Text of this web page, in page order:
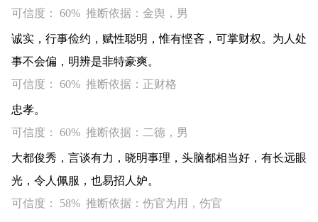
可信度： 60% 推断依据：金舆，男
诚实，行事俭约，赋性聪明，惟有悭吝，可掌财权。为人处
事不会偏，明辨是非特豪爽。
可信度： 60% 推断依据：正财格
忠孝。
可信度： 60% 推断依据：二德，男
大都俊秀，言谈有力，晓明事理，头脑都相当好，有长远眼
光，令人佩服，也易招人妒。
可信度： 58% 推断依据：伤官为用，伤官